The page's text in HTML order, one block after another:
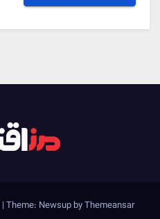
| Theme: Newsup byThemeansar